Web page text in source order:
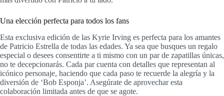
Una elección perfecta para todos los fans
Esta exclusiva edición de las Kyrie Irving es perfecta para los amantes
de Patricio Estrella de todas las edades. Ya sea que busques un regalo
especial o desees consentirte a ti mismo con un par de zapatillas únicas,
no te decepcionarás. Cada par cuenta con detalles que representan al
icónico personaje, haciendo que cada paso te recuerde la alegría y la
diversión de ‘Bob Esponja’. Asegúrate de aprovechar esta
colaboración limitada antes de que se agote.